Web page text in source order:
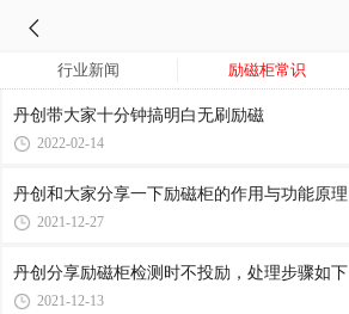
行业新闻 励磁柜常识
丹创带大家十分钟搞明白无刷励磁
2022-02-14
丹创和大家分享一下励磁柜的作用与功能原理
2021-12-27
丹创分享励磁柜检测时不投励，处理步骤如下
2021-12-13